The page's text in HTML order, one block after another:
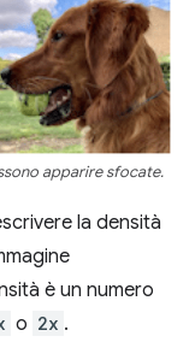
apparire sfocate.
la densità
è un numero
o 2x .